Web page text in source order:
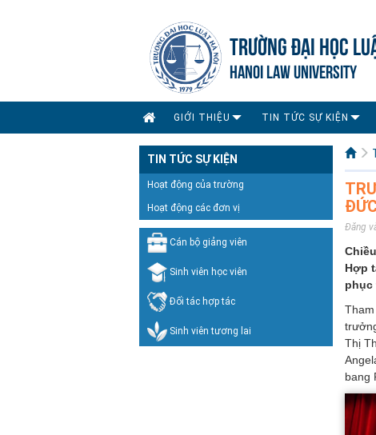
TRƯỜNG ĐẠI HỌC
HANOI LAW UNIVERSITY
GIỚI THIỆU TIN TỨC SỰ KIỆN
TIN TỨC SỰ KIỆN
Hoạt động của trường
Hoạt động các đơn vị
Cán bộ giảng viên
Sinh viên học viên
Đối tác hợp tác
Sinh viên tương lai
Đăng
Hợp
phục
Thị
bang